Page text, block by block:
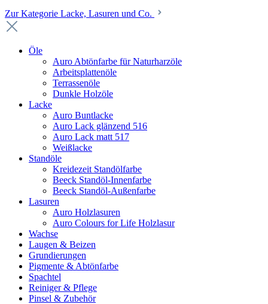
Zur Kategorie Lacke, Lasuren und Co.
Öle
Auro Abtönfarbe für Naturharzöle
Arbeitsplattenöle
Terrassenöle
Dunkle Holzöle
Lacke
Auro Buntlacke
Auro Lack glänzend 516
Auro Lack matt 517
Weißlacke
Standöle
Kreidezeit Standölfarbe
Beeck Standöl-Innenfarbe
Beeck Standöl-Außenfarbe
Lasuren
Auro Holzlasuren
Auro Colours for Life Holzlasur
Wachse
Laugen & Beizen
Grundierungen
Pigmente & Abtönfarbe
Spachtel
Reiniger & Pflege
Pinsel & Zubehör